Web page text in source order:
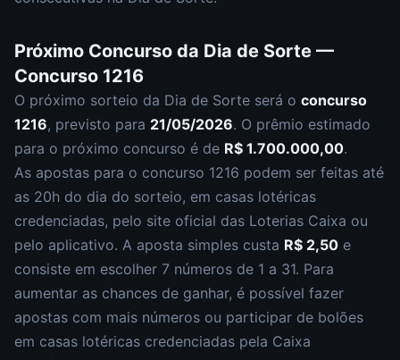
Próximo Concurso da Dia de Sorte —
Concurso 1216
O próximo sorteio da Dia de Sorte será o concurso
1216, previsto para 21/05/2026. O prêmio estimado
para o próximo concurso é de R$ 1.700.000,00.
As apostas para o concurso 1216 podem ser feitas até
as 20h do dia do sorteio, em casas lotéricas
credenciadas, pelo site oficial das Loterias Caixa ou
pelo aplicativo. A aposta simples custa R$ 2,50 e
consiste em escolher 7 números de 1 a 31. Para
aumentar as chances de ganhar, é possível fazer
apostas com mais números ou participar de bolões
em casas lotéricas credenciadas pela Caixa